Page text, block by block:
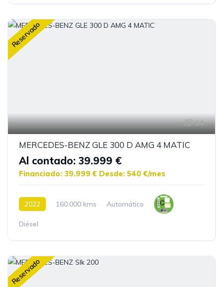
Reservado
14
MERCEDES-BENZ GLE 300 D AMG 4 MATIC
Al contado: 39.999 €
Financiado: 39.999 € Desde: 540 €/mes
2022 160.000 kms Automático
Diésel
Reservado